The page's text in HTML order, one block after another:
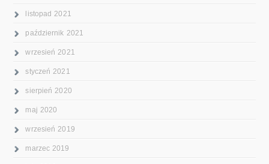
listopad 2021
październik 2021
wrzesień 2021
styczeń 2021
sierpień 2020
maj 2020
wrzesień 2019
marzec 2019